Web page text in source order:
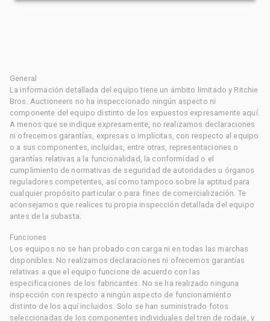
General
La información detallada del equipo tiene un ámbito limitado y Ritchie
Bros. Auctioneers no ha inspeccionado ningún aspecto ni
componente del equipo distinto de los expuestos expresamente aquí.
A menos que se indique expresamente, no realizamos declaraciones
ni ofrecemos garantías, expresas o implícitas, con respecto al equipo
o a sus componentes, incluidas, entre otras, representaciones o
garantías relativas a la funcionalidad, la conformidad o el
cumplimiento de normativas de seguridad de autoridades u órganos
reguladores competentes, así como tampoco sobre la aptitud para
cualquier propósito particular o para fines de comercialización. Te
aconsejamos que realices tu propia inspección detallada del equipo
antes de la subasta.
Funciones
Los equipos no se han probado con carga ni en todas las marchas
disponibles. No realizamos declaraciones ni ofrecemos garantías
relativas a que el equipo funcione de acuerdo con las
especificaciones de los fabricantes. No se ha realizado ninguna
inspección con respecto a ningún aspecto de funcionamiento
distinto de los aquí incluidos. Solo se han suministrado fotos
seleccionadas de los componentes individuales del tren de rodaje, y